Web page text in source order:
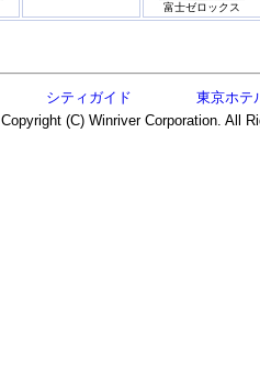
富士ゼロックス
シティガイド
東京ホテ
Copyright (C) Winriver Corporation. All